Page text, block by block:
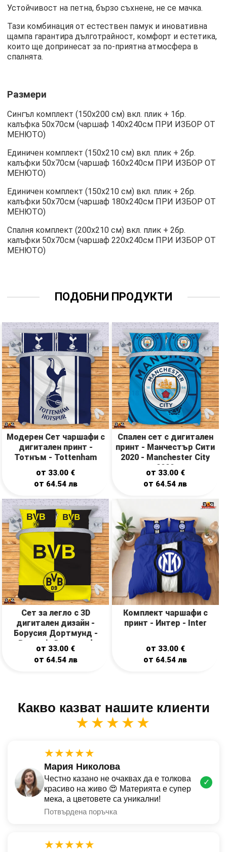
Устойчивост на петна, бързо съхнене, не се мачка.
Тази комбинация от естествен памук и иновативна
щампа гарантира дълготрайност, комфорт и естетика,
които ще допринесат за по-приятна атмосфера в
спалнята.
Размери
Сингъл комплект (150х200 см) вкл. плик + 1бр.
калъфка 50х70см (чаршаф 140х240см ПРИ ИЗБОР ОТ
МЕНЮТО)
Единичен комплект (150х210 см) вкл. плик + 2бр.
калъфки 50х70см (чаршаф 160х240см ПРИ ИЗБОР ОТ
МЕНЮТО)
Единичен комплект (150х210 см) вкл. плик + 2бр.
калъфки 50х70см (чаршаф 180х240см ПРИ ИЗБОР ОТ
МЕНЮТО)
Спалня комплект (200х210 см) вкл. плик + 2бр.
калъфки 50х70см (чаршаф 220х240см ПРИ ИЗБОР ОТ
МЕНЮТО)
ПОДОБНИ ПРОДУКТИ
Модерен Сет чаршафи с
дигитален принт -
Тотнъм - Tottenham
от 33.00 €
от 64.54 лв
Спален сет с дигитален
принт - Манчестър Сити
2020 - Manchester City
2020
от 33.00 €
от 64.54лв
Сет за легло с 3D
дигитален дизайн -
Борусия Дортмунд -
Borussia Dortmund
от 33.00 €
от 64.54 лв
Комплект чаршафи с
принт - Интер - Inter
от 33.00 €
от 64.54лв
Какво казват нашите клиенти
★★★★★
★★★★★
Мария Николова
Честно казано не очаквах да е толкова
красиво на живо 😍 Материята е супер
мека, а цветовете са уникални!
Потвърдена поръчка
✓
★★★★★